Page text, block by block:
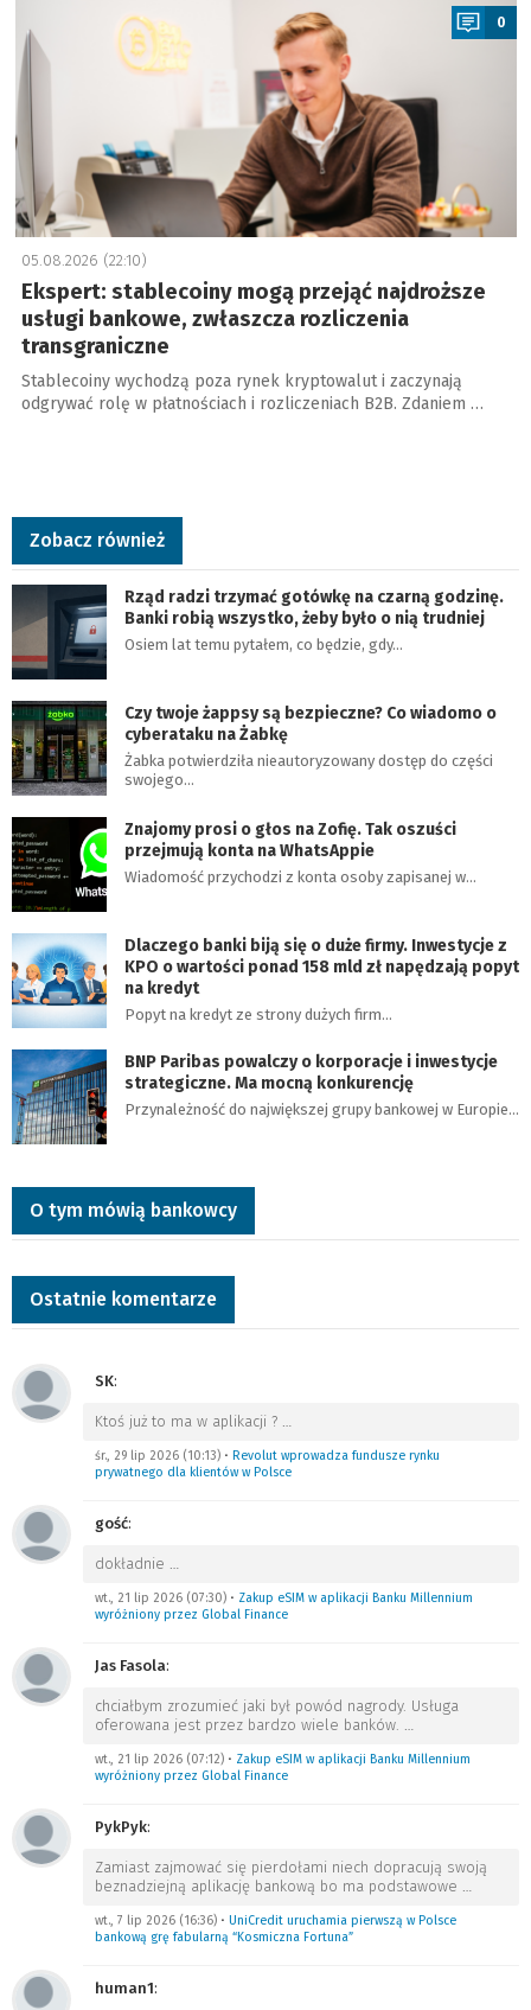
0
05.08.2026 (22:10)
Ekspert: stablecoiny mogą przejąć najdroższe
usługi bankowe, zwłaszcza rozliczenia
transgraniczne
Stablecoiny wychodzą poza rynek kryptowalut i zaczynają
odgrywać rolę w płatnościach i rozliczeniach B2B. Zdaniem …
Zobacz również
Rząd radzi trzymać gotówkę na czarną godzinę.
Banki robią wszystko, żeby było o nią trudniej
Osiem lat temu pytałem, co będzie, gdy…
Czy twoje żappsy są bezpieczne? Co wiadomo o
cyberataku na Żabkę
Żabka potwierdziła nieautoryzowany dostęp do części
swojego…
Znajomy prosi o głos na Zofię. Tak oszuści
przejmują konta na WhatsAppie
Wiadomość przychodzi z konta osoby zapisanej w…
Dlaczego banki biją się o duże firmy. Inwestycje z
KPO o wartości ponad 158 mld zł napędzają popyt
na kredyt
Popyt na kredyt ze strony dużych firm…
BNP Paribas powalczy o korporacje i inwestycje
strategiczne. Ma mocną konkurencję
Przynależność do największej grupy bankowej w Europie…
O tym mówią bankowcy
Ostatnie komentarze
SK:
Ktoś już to ma w aplikacji ? …
śr., 29 lip 2026 (10:13) • Revolut wprowadza fundusze rynku
prywatnego dla klientów w Polsce
gość:
dokładnie …
wt., 21 lip 2026 (07:30) • Zakup eSIM w aplikacji Banku Millennium
wyróżniony przez Global Finance
Jas Fasola:
chciałbym zrozumieć jaki był powód nagrody. Usługa
oferowana jest przez bardzo wiele banków. …
wt., 21 lip 2026 (07:12) • Zakup eSIM w aplikacji Banku Millennium
wyróżniony przez Global Finance
PykPyk:
Zamiast zajmować się pierdołami niech dopracują swoją
beznadziejną aplikację bankową bo ma podstawowe …
wt., 7 lip 2026 (16:36) • UniCredit uruchamia pierwszą w Polsce
bankową grę fabularną “Kosmiczna Fortuna”
human1: